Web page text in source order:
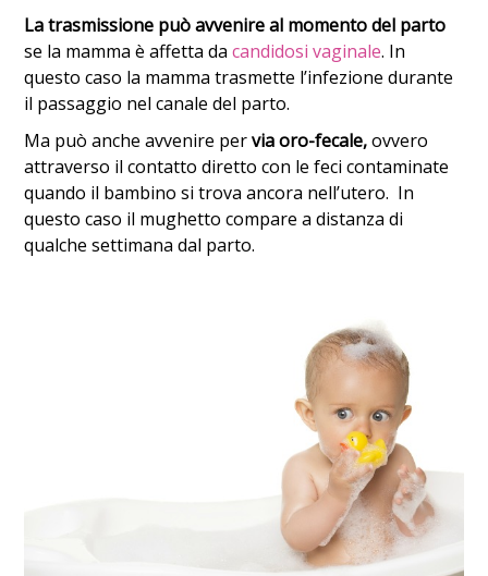
La trasmissione può avvenire al momento del parto
se la mamma è affetta dacandidosi vaginale. In
questo caso la mamma trasmette l’infezione durante
il passaggio nel canale del parto.
Ma può anche avvenire pervia oro-fecale,ovvero
attraverso il contatto diretto con le feci contaminate
quando il bambino si trova ancora nell’utero. In
questo caso il mughetto compare a distanza di
qualche settimana dal parto.